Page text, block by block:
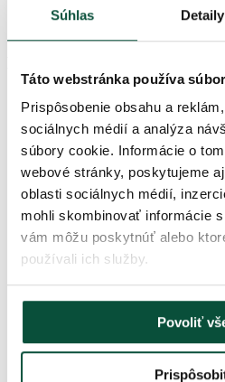
Súhlas Detaily
Táto webstránka používa
Prispôsobenie obsahu a
sociálnych médií a analýza
súbory cookie. Informácie o
webové stránky, poskytujeme
oblasti sociálnych médií,
mohli skombinovať informácie
vám môžu poskytnúť alebo
používali ich služby.
Povoliť
poskladáte naspäť do krabice
Doba dodania 2 dni
Počet vetvičiek spolu
Výška (so stojanom)
Počet 3D vetvičiek
Počet PVC vetvičiek 1233